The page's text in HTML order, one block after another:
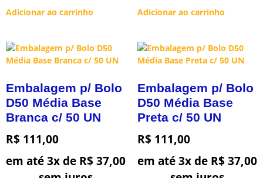
Adicionar ao carrinho Adicionar ao carrinho
Embalagem p/ Bolo
D50 Média Base
Branca c/ 50 UN
R$ 111,00
em até 3x de R$37,00
Embalagem p/ Bolo
D50 Média Base
Preta c/ 50 UN
R$ 111,00
em até 3x de R$37,00